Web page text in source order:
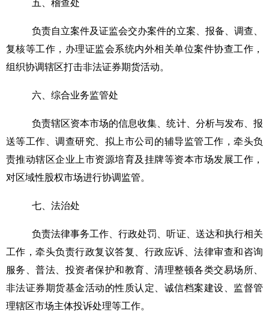
五、稽查处
负责自立案件及证监会交办案件的立案、报备、调查、
复核等工作，办理证监会系统内外相关单位案件协查工作，
组织协调辖区打击非法证券期货活动。
六、综合业务监管处
负责辖区资本市场的信息收集、统计、分析与发布、报
送等工作、调查研究、拟上市公司的辅导监管工作，牵头负
责推动辖区企业上市资源培育及挂牌等资本市场发展工作，
对区域性股权市场进行协调监管。
七、法治处
负责法律事务工作、行政处罚、听证、送达和执行相关
工作，牵头负责行政复议答复、行政应诉、法律审查和咨询
服务、普法、投资者保护和教育、清理整顿各类交易场所、
非法证券期货基金活动的性质认定、诚信档案建设、监督管
理辖区市场主体投诉处理等工作。